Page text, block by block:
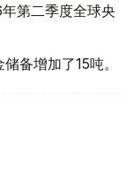
第二季度全球央
备增加了15吨。